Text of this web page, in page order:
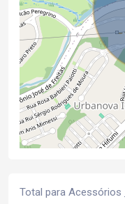
Total para Acessórios